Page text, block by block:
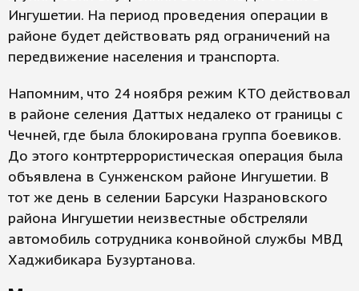
Ингушетии. На период проведения операции в
районе будет действовать ряд ограничений на
передвижение населения и транспорта.
Напомним, что 24 ноября режим КТО действовал
в районе селения Даттых недалеко от границы с
Чечней, где была блокирована группа боевиков.
До этого контртеррористическая операция была
объявлена в Сунженском районе Ингушетии. В
тот же день в селении Барсуки Назрановского
района Ингушетии неизвестные обстреляли
автомобиль сотрудника конвойной службы МВД
Хаджибикара Бузуртанова.